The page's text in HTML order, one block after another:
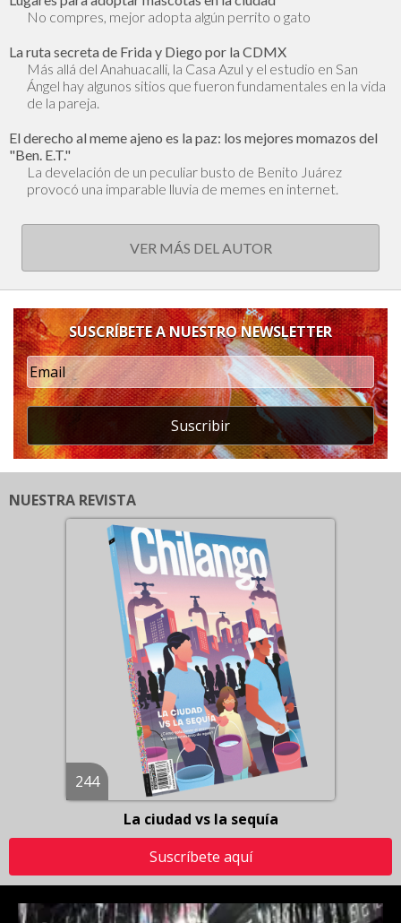
No compres, mejor adopta algún perrito o gato
La ruta secreta de Frida y Diego por la CDMX
Más allá del Anahuacalli, la Casa Azul y el estudio en San
Ángel hay algunos sitios que fueron fundamentales en la vida
de la pareja.
El derecho al meme ajeno es la paz: los mejores momazos del
"Ben. E.T."
La develación de un peculiar busto de Benito Juárez
provocó una imparable lluvia de memes en internet.
VER MÁS DEL AUTOR
SUSCRÍBETE A NUESTRO NEWSLETTER
Suscribir
NUESTRA REVISTA
244
La ciudad vs la sequía
Suscríbete aquí